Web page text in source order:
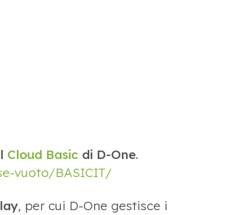
Cloud Basic di D-One.
vuoto/BASICIT/
, per cui D-One gestisce i